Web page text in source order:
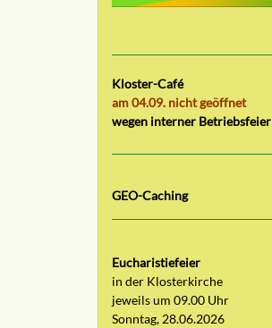
Kloster-Café
am 04.09. nicht geöffnet
wegen interner Betriebsfeier
GEO-Caching
Eucharistiefeier
in der Klosterkirche
jeweils um 09.00 Uhr
Sonntag, 28.06.2026